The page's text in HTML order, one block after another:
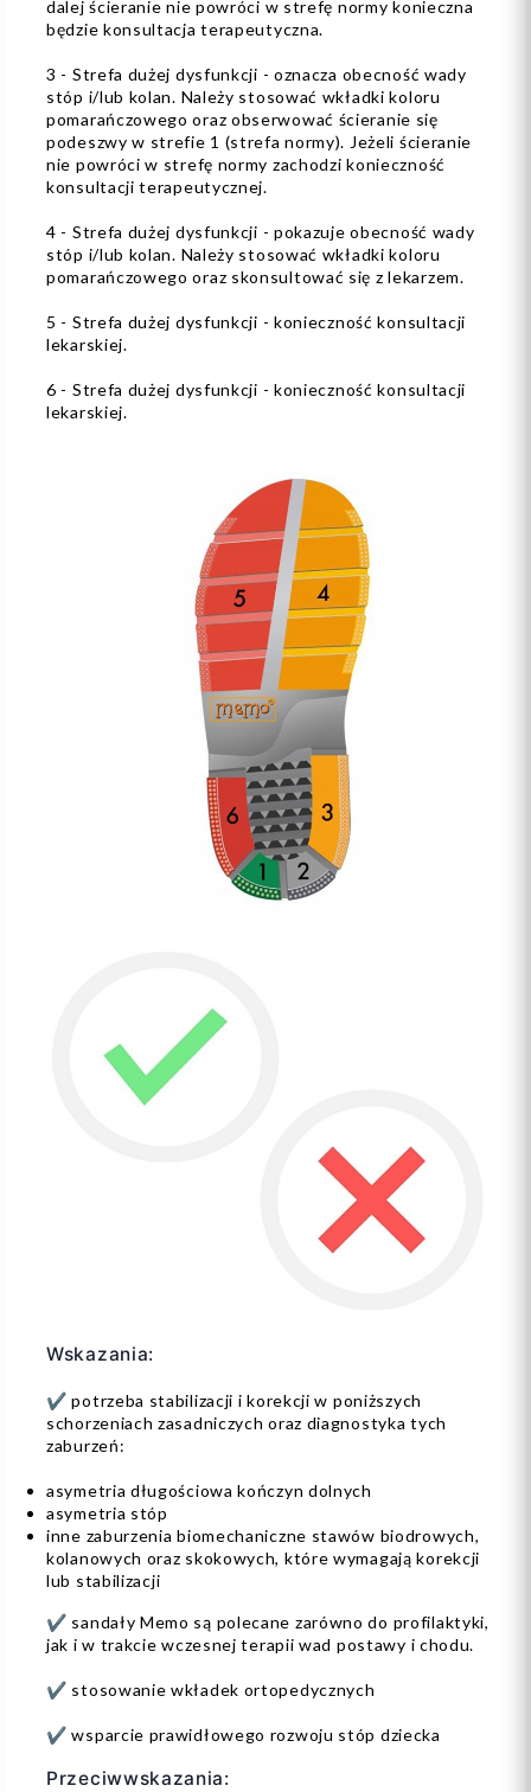
dalej ścieranie nie powróci w strefę normy konieczna
będzie konsultacja terapeutyczna.
3 - Strefa dużej dysfunkcji - oznacza obecność wady
stóp i/lub kolan. Należy stosować wkładki koloru
pomarańczowego oraz obserwować ścieranie się
podeszwy w strefie 1 (strefa normy). Jeżeli ścieranie
nie powróci w strefę normy zachodzi konieczność
konsultacji terapeutycznej.
4 - Strefa dużej dysfunkcji - pokazuje obecność wady
stóp i/lub kolan. Należy stosować wkładki koloru
pomarańczowego oraz skonsultować się z lekarzem.
5 - Strefa dużej dysfunkcji - konieczność konsultacji
lekarskiej.
6 - Strefa dużej dysfunkcji - konieczność konsultacji
lekarskiej.
Wskazania:
✔️ potrzeba stabilizacji i korekcji w poniższych
schorzeniach zasadniczych oraz diagnostyka tych
zaburzeń:
asymetria długościowa kończyn dolnych
asymetria stóp
inne zaburzenia biomechaniczne stawów biodrowych,
kolanowych oraz skokowych, które wymagają korekcji
lub stabilizacji
✔️ sandały Memo są polecane zarówno do profilaktyki,
jak i w trakcie wczesnej terapii wad postawy i chodu.
✔️ stosowanie wkładek ortopedycznych
✔️ wsparcie prawidłowego rozwoju stóp dziecka
Przeciwwskazania: